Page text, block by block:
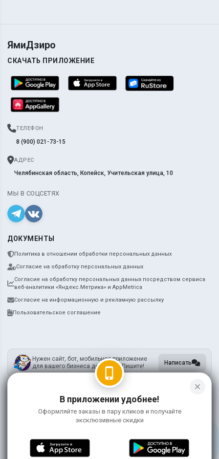
ЯмиДзиро
СКАЧАТЬ ПРИЛОЖЕНИЕ
ТЕЛЕФОН
8 (900) 021-73-15
АДРЕС
Челябинская область, Копейск, Учительская улица, 10
МЫ В СОЦСЕТЯХ
ДОКУМЕНТЫ
Политика в отношении обработки персональных данных
Согласие на обработку персональных данных
Согласие на обработку персональных данных посредством сервиса
веб-аналитики «Яндекс.Метрика» и AppMetrica
Согласие на информационную и рекламную рассылку
Пользовательское соглашение
Нужен сайт, бот, мобильное приложение
для вашего бизнеса доставки? Пишите!
Написать
ОГРНИП 318745600119755
2026 ЯмиДзиро
close
phone_iphone
В приложении удобнее!
Оформляйте заказы в пару кликов и получайте
эксклюзивные скидки